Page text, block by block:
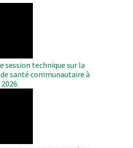
session technique sur la
santé communautaire à